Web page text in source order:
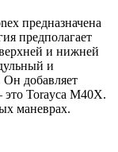
предназначена
предполагает
и нижней
и
добавляет
Torayca M40X.
маневрах.